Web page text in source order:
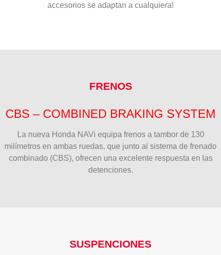
accesorios se adaptan a cualquiera!
FRENOS
CBS – COMBINED BRAKING SYSTEM
La nueva Honda NAVi equipa frenos a tambor de 130
milímetros en ambas ruedas, que junto al sistema de frenado
combinado (CBS), ofrecen una excelente respuesta en las
detenciones.
SUSPENCIONES